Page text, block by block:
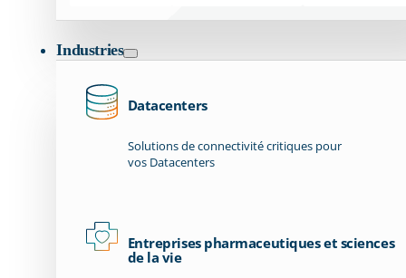
Industries
Datacenters
Solutions de connectivité critiques pour
vos Datacenters
Entreprises pharmaceutiques et sciences
de la vie